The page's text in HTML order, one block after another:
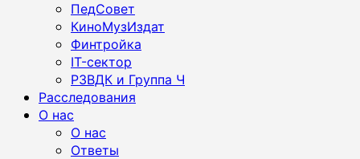
ПедСовет
КиноМузИздат
Финтройка
IT-сектор
РЗВДК и Группа Ч
Расследования
О нас
О нас
Ответы